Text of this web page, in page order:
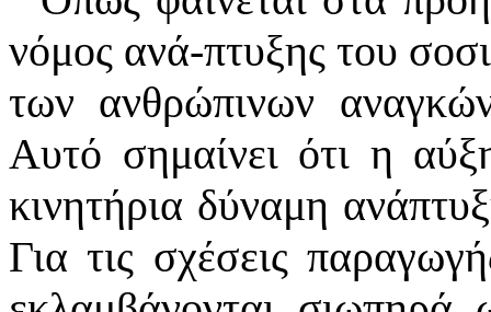
νόμος ανά-πτυξης του
των ανθρώπινων
Αυτό σημαίνει ότι η
κινητήρια δύναμη
Για τις σχέσεις